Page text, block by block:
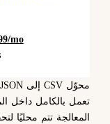
mo
تعمل بالكامل داخل
المعالجة تتم